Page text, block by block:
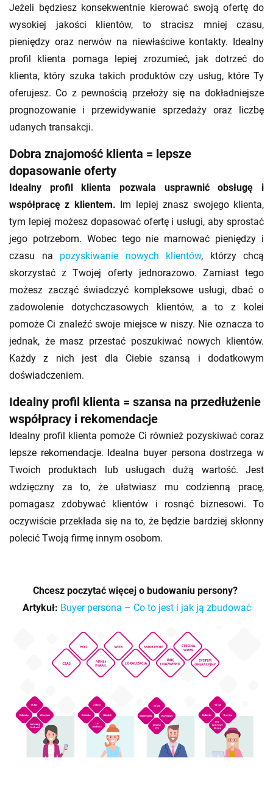
Jeżeli będziesz konsekwentnie kierować swoją ofertę do
wysokiej jakości klientów, to stracisz mniej czasu,
pieniędzy oraz nerwów na niewłaściwe kontakty. Idealny
profil klienta pomaga lepiej zrozumieć, jak dotrzeć do
klienta, który szuka takich produktów czy usług, które Ty
oferujesz. Co z pewnością przełoży się na dokładniejsze
prognozowanie i przewidywanie sprzedaży oraz liczbę
udanych transakcji.
Dobra znajomość klienta = lepsze
dopasowanie oferty
Idealny profil klienta pozwala usprawnić obsługę i
współpracę z klientem. Im lepiej znasz swojego klienta,
tym lepiej możesz dopasować ofertę i usługi, aby sprostać
jego potrzebom. Wobec tego nie marnować pieniędzy i
czasu na pozyskiwanie nowych klientów, którzy chcą
skorzystać z Twojej oferty jednorazowo. Zamiast tego
możesz zacząć świadczyć kompleksowe usługi, dbać o
zadowolenie dotychczasowych klientów, a to z kolei
pomoże Ci znaleźć swoje miejsce w niszy. Nie oznacza to
jednak, że masz przestać poszukiwać nowych klientów.
Każdy z nich jest dla Ciebie szansą i dodatkowym
doświadczeniem.
Idealny profil klienta = szansa na przedłużenie
współpracy i rekomendacje
Idealny profil klienta pomoże Ci również pozyskiwać coraz
lepsze rekomendacje. Idealna buyer persona dostrzega w
Twoich produktach lub usługach dużą wartość. Jest
wdzięczny za to, że ułatwiasz mu codzienną pracę,
pomagasz zdobywać klientów i rosnąć biznesowi. To
oczywiście przekłada się na to, że będzie bardziej skłonny
polecić Twoją firmę innym osobom.
Chcesz poczytać więcej o budowaniu persony?
Artykuł: Buyer persona – Co to jest i jak ją zbudować